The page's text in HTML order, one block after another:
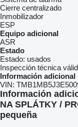
Cierre centralizado
Inmobilizador
ESP
Equipo adicional
ASR
Estado
Estado: usados
Inspección técnica
Información adicional
VIN:
Información
NA SPLÁTKY /
pequeña